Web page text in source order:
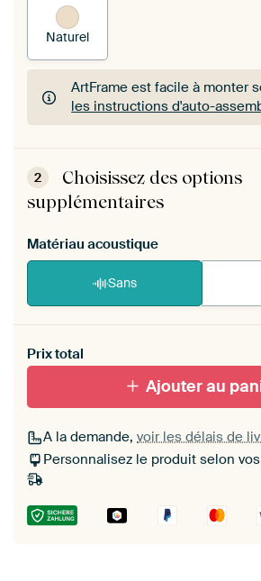
Naturel
ArtFrame est facile à monter
les instructions d'auto-
ArtFrame est facile à monter
les instructions d'auto-
2
supplémentaires
Matériau acoustique
Sans
materiaal toe aan je ArtFrame set.
Prix total
Ajouter au
A la demande, voir les délais de
Personnalisez le produit selon